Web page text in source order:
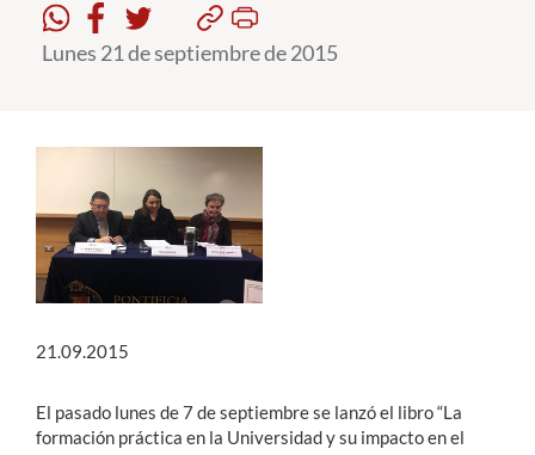
Académicos
English
Lunes 21 de septiembre de 2015
21.09.2015
El pasado lunes de 7 de septiembre se lanzó el libro “La
formación práctica en la Universidad y su impacto en el